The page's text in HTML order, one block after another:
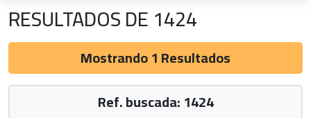
RESULTADOS DE 1424
Mostrando 1 Resultados
Ref. buscada: 1424